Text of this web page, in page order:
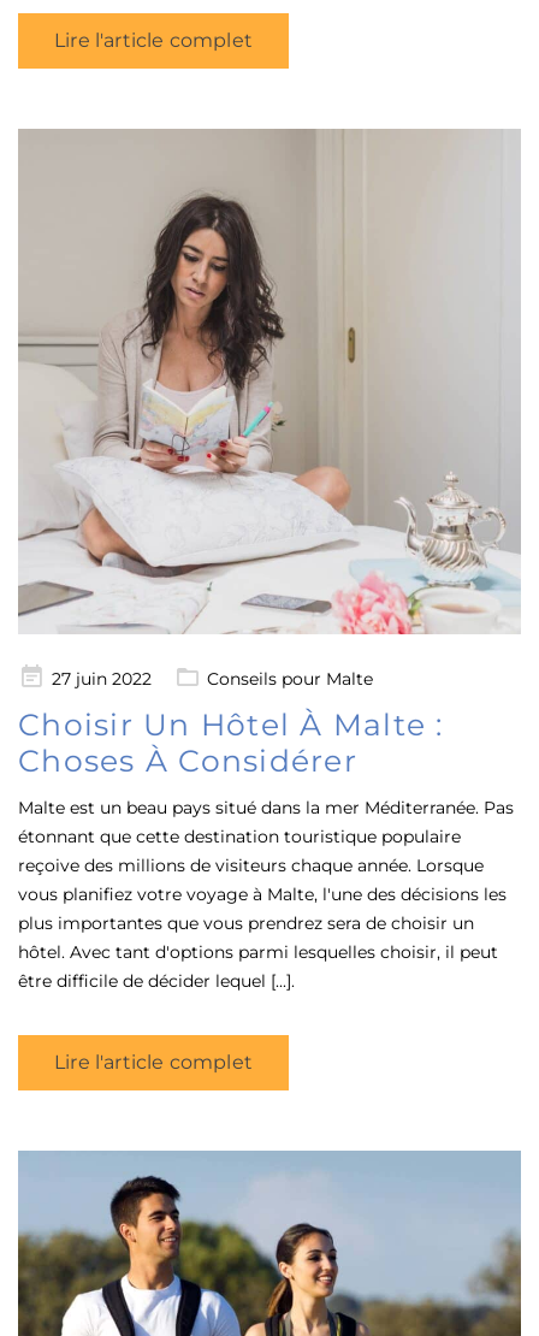
Lire l'article complet
Posté27 juin 2022 Conseils pour Malte
Choisir Un Hôtel À Malte :
Choses À Considérer
Malte est un beau pays situé dans la mer Méditerranée. Pas
étonnant que cette destination touristique populaire
reçoive des millions de visiteurs chaque année. Lorsque
vous planifiez votre voyage à Malte, l'une des décisions les
plus importantes que vous prendrez sera de choisir un
hôtel. Avec tant d'options parmi lesquelles choisir, il peut
être difficile de décider lequel [...].
Lire l'article complet